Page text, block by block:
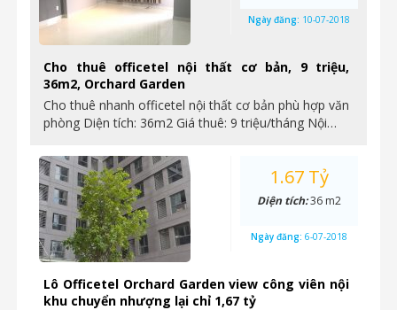
Cho thuê officetel nội thất cơ bản, 9 triệu,
36m2, Orchard Garden
Cho thuê nhanh officetel nội thất cơ bản phù hợp văn
phòng Diện tích: 36m2 Giá thuê: 9 triệu/tháng Nội…
Ngày đăng: 10-07-2018
Lô Officetel Orchard Garden view công viên nội
khu chuyển nhượng lại chỉ 1,67 tỷ
1.67 Tỷ
Diện tích:36 m2
Ngày đăng: 6-07-2018